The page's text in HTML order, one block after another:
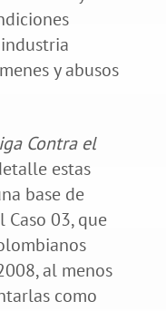
y abusos
Contra el
estas
base de
03, que
al menos
como